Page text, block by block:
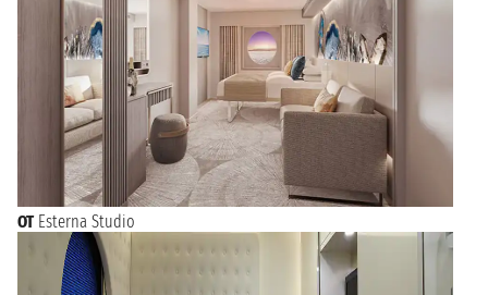
OT Esterna Studio